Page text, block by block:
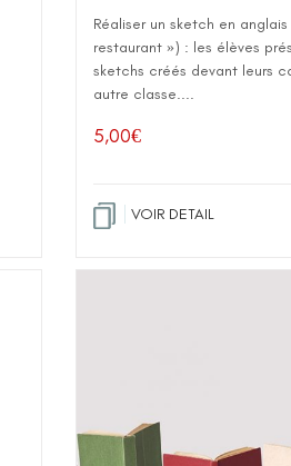
Réaliser un sketch en
restaurant ») : les élèves
sketchs créés devant leurs
autre classe....
5,00€
VOIR DETAIL